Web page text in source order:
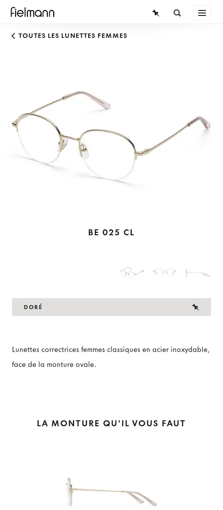
LUNETTES
CONNAISSANCES
SERVICE
TOUTES LES LUNETTES FEMMES
BE 025 CL
DORÉ
Lunettes correctrices femmes classiques en acier inoxydable,
face de la monture ovale.
LA MONTURE QU'IL VOUS FAUT